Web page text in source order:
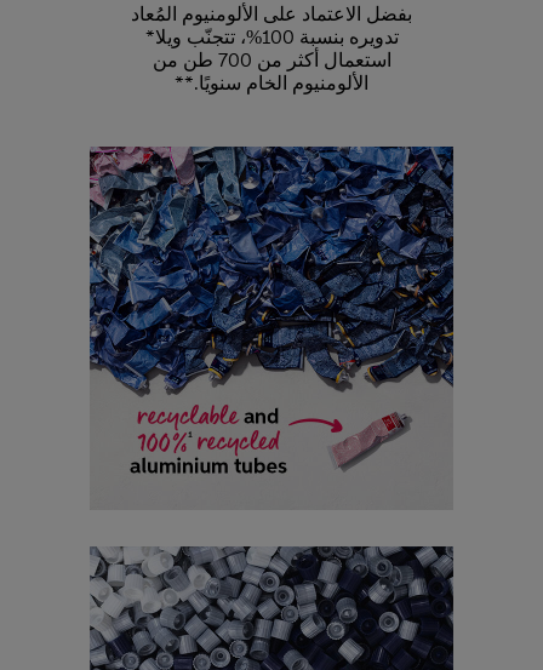
بفضل الاعتماد على الألومنيوم المُعاد
تدويره بنسبة 100%، تتجنّب ويلا*
استعمال أكثر من 700 طن من
الألومنيوم الخام سنويًا.**